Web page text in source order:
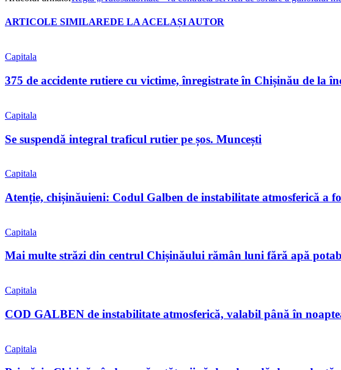
ARTICOLE SIMILAREDE LA ACELAȘI AUTOR
Capitala
375 de accidente rutiere cu victime, înregistrate în Chișinău de la
Capitala
Se suspendă integral traficul rutier pe șos. Muncești
Capitala
Atenție, chișinăuieni: Codul Galben de instabilitate atmosferică a
Capitala
Mai multe străzi din centrul Chișinăului rămân luni fără apă
Capitala
COD GALBEN de instabilitate atmosferică, valabil până în
Capitala